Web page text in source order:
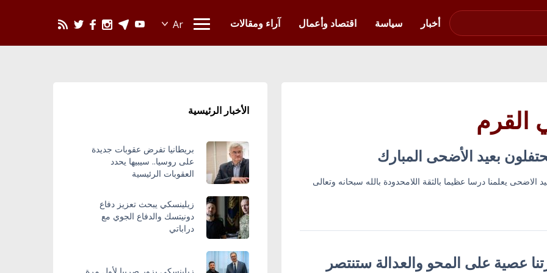
أخبار
سياسة اقتصاد وأعمال آراء ومقالات
القرم
بعيد الأضحى المبارك
يعلمنا درسا عظيما بالثقة اللامحدودة بالله سبحانه وتعالى
عصية على المحو والعدالة ستنتصر
الأخبار الرئيسية
بريطانيا تفرض عقوبات جديدة
على روسيا.. سيبيها يحدد
العقوبات الرئيسية
زيلينسكي يبحث تعزيز دفاع
دونيتسك والدفاع الجوي مع
دراباتي
زيلينسكي يزور صربيا لأول مرة